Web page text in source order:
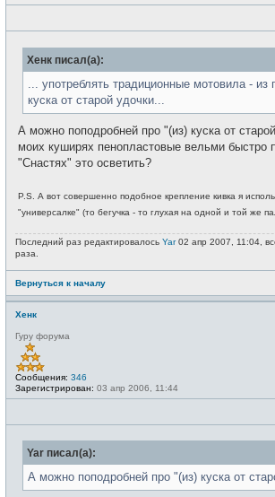
Хенк писал(а):
... употреблять традиционные мотовила - из
куска от старой удочки...
А можно поподробней про "(из) куска от
моих куширях пенопластовые вельми быстро
"Снастях" это осветить?
P.S. А вот совершенно подобное крепление кивка я
"универсалке" (то бегучка - то глухая на одной и той же
Последний раз редактировалось Yar02 апр 2007, 11:04,
раза.
Вернуться к началу
Хенк
Гуру форума
Сообщения: 346
Зарегистрирован: 03 апр 2006, 11:44
Yar писал(а):
А можно поподробней про "(из) куска от